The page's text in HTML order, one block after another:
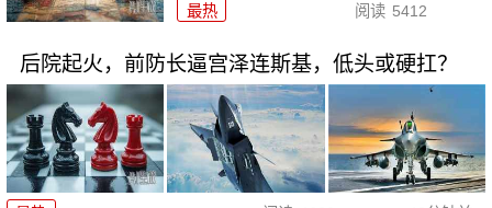
最热 阅读 5412
后院起火，前防长逼宫泽连斯基，低头或硬扛？